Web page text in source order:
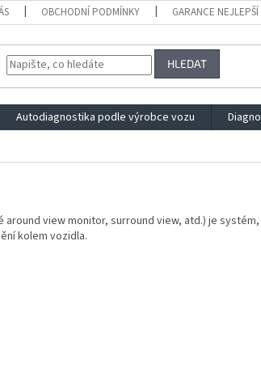
OBCHODNÍ PODMÍNKY GARANCE
HLEDAT
Autodiagnostika podle výrobce vozu
around view monitor, surround view, atd.) je
kolem vozidla.